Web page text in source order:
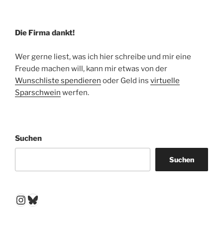
Die Firma dankt!
Wer gerne liest, was ich hier schreibe und mir eine
Freude machen will, kann mir etwas von der
Wunschliste spendieren oder Geld ins virtuelle
Sparschwein werfen.
Suchen
Suchen
Instagram
Bluesky